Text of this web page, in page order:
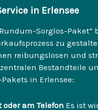
in Erlensee
Sorglos-Paket“
zu
reibungslosen und
Bestandteile
in Erlensee:
oder am Telefon Es ist